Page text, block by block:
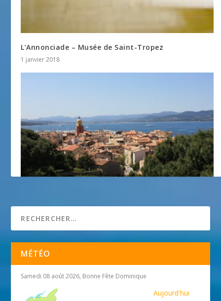
L’Annonciade – Musée de Saint-Tropez
1 janvier 2018
11 mai 2013
MÉTÉO
Samedi 08 août 2026, Bonne Fête Dominique
Aujourd'hui